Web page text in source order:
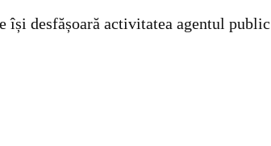
desfășoară activitatea agentul